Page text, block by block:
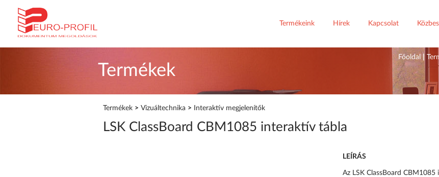
Termékeink Hírek Kapcsolat
Termékek
Főoldal
Termékek > Vizuáltechnika > Interaktív megjelenítők
LSK ClassBoard CBM1085 interaktív tábla
LEÍRÁS
Az LSK ClassBoard